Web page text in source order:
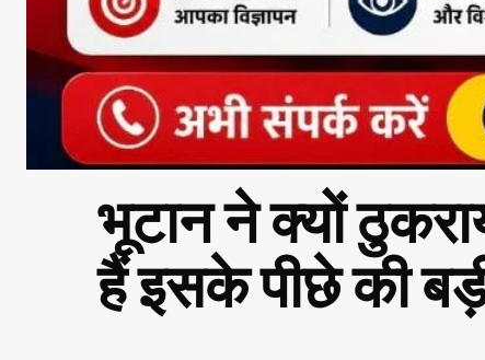
भूटान ने क्यों
हैं इसके पीछे की